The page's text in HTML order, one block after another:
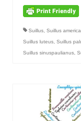
Suillus, Suillus
Suillus luteus, Suillus
Suillus sinuspaulianus,